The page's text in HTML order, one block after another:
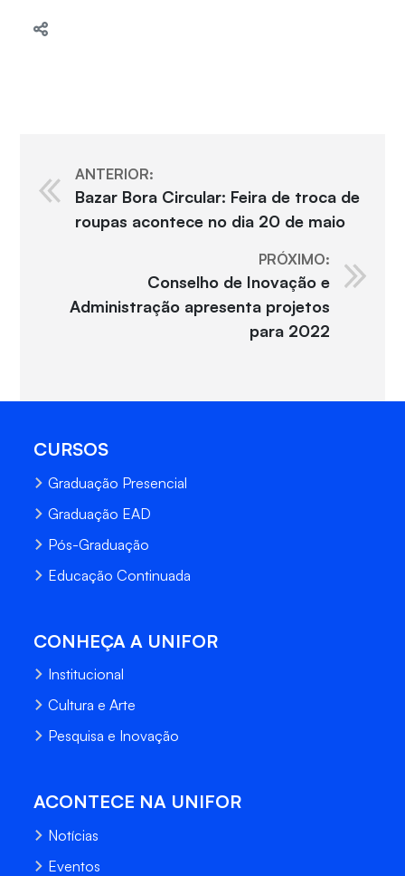
ANTERIOR:
Bazar Bora Circular: Feira de troca de
roupas acontece no dia 20 de maio
PRÓXIMO:
Conselho de Inovação e
Administração apresenta projetos
para 2022
CURSOS
Graduação Presencial
Graduação EAD
Pós-Graduação
Educação Continuada
CONHEÇA A UNIFOR
Institucional
Cultura e Arte
Pesquisa e Inovação
ACONTECE NA UNIFOR
Notícias
Eventos